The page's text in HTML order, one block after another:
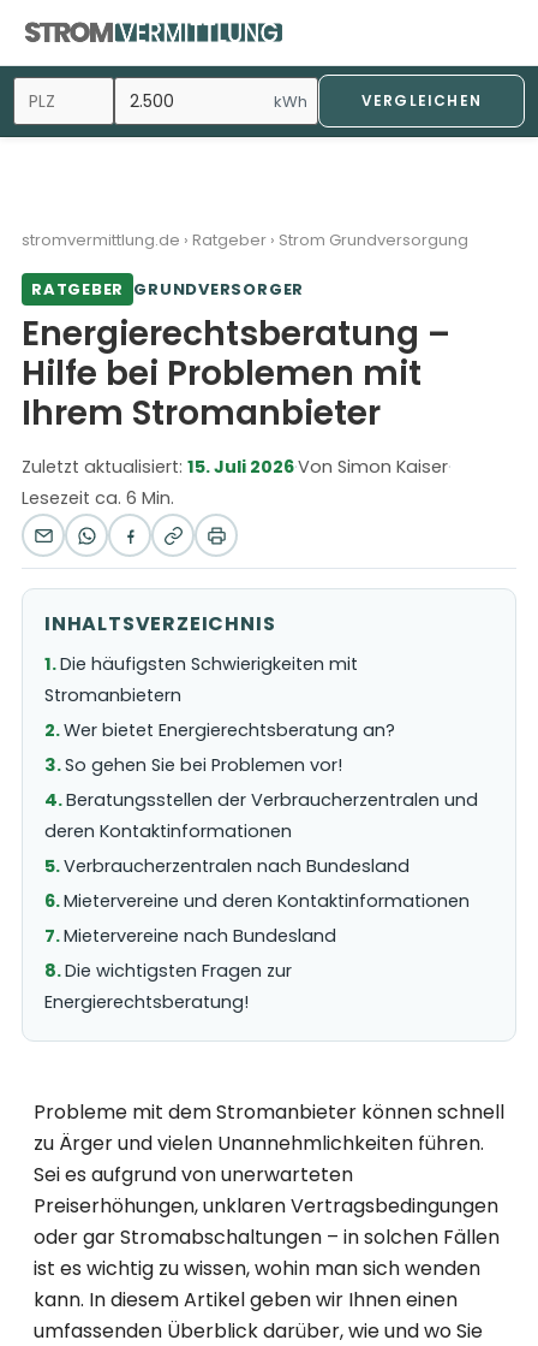
kWh VERGLEICHEN
stromvermittlung.de › Ratgeber › Strom Grundversorgung
RATGEBER GRUNDVERSORGER
Energierechtsberatung –
Hilfe bei Problemen mit
Ihrem Stromanbieter
Zuletzt aktualisiert: 15. Juli 2026·Von Simon Kaiser·
Lesezeit ca. 6 Min.
INHALTSVERZEICHNIS
Die häufigsten Schwierigkeiten mit
Stromanbietern
Wer bietet Energierechtsberatung an?
So gehen Sie bei Problemen vor!
Beratungsstellen der Verbraucherzentralen und
deren Kontaktinformationen
Verbraucherzentralen nach Bundesland
Mietervereine und deren Kontaktinformationen
Mietervereine nach Bundesland
Die wichtigsten Fragen zur
Energierechtsberatung!
Probleme mit dem Stromanbieter können schnell
zu Ärger und vielen Unannehmlichkeiten führen.
Sei es aufgrund von unerwarteten
Preiserhöhungen, unklaren Vertragsbedingungen
oder gar Stromabschaltungen – in solchen Fällen
ist es wichtig zu wissen, wohin man sich wenden
kann. In diesem Artikel geben wir Ihnen einen
umfassenden Überblick darüber, wie und wo Sie